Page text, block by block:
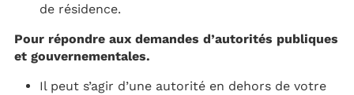
de résidence.
Pour répondre aux demandes d’autorités publiques
et gouvernementales.
Il peut s’agir d’une autorité en dehors de votre